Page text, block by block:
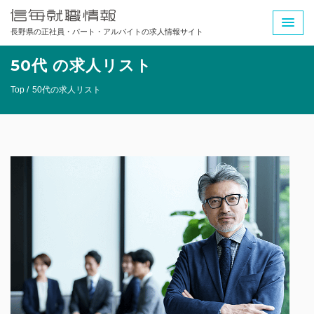
長野県の正社員・パート・アルバイトの求人情報サイト
50代 の求人リスト
Top / 50代の求人リスト